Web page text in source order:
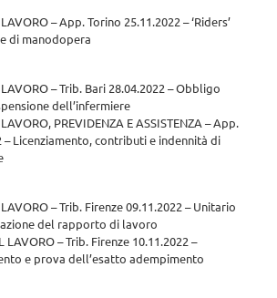
testo
– App. Torino 25.11.2022 – ‘Riders’
di manodopera
– Trib. Bari 28.04.2022 – Obbligo
dell’infermiere
PREVIDENZA E ASSISTENZA – App.
– Licenziamento, contributi e indennità di
– Trib. Firenze 09.11.2022 – Unitario
del rapporto di lavoro
LAVORO – Trib. Firenze 10.11.2022 –
e prova dell’esatto adempimento